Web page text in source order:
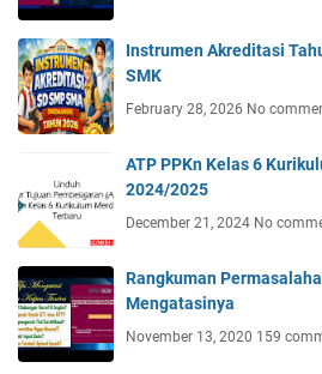
Instrumen Akreditasi
SMK
February 28, 2026 No
ATP PPKn Kelas 6
2024/2025
December 21, 2024 No
Rangkuman
Mengatasinya
November 13, 2020 159